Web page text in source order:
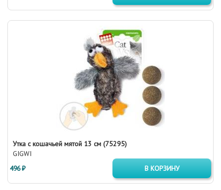
Утка с кошачьей мятой 13 см (75295)
GIGWI
496 ₽
В КОРЗИНУ